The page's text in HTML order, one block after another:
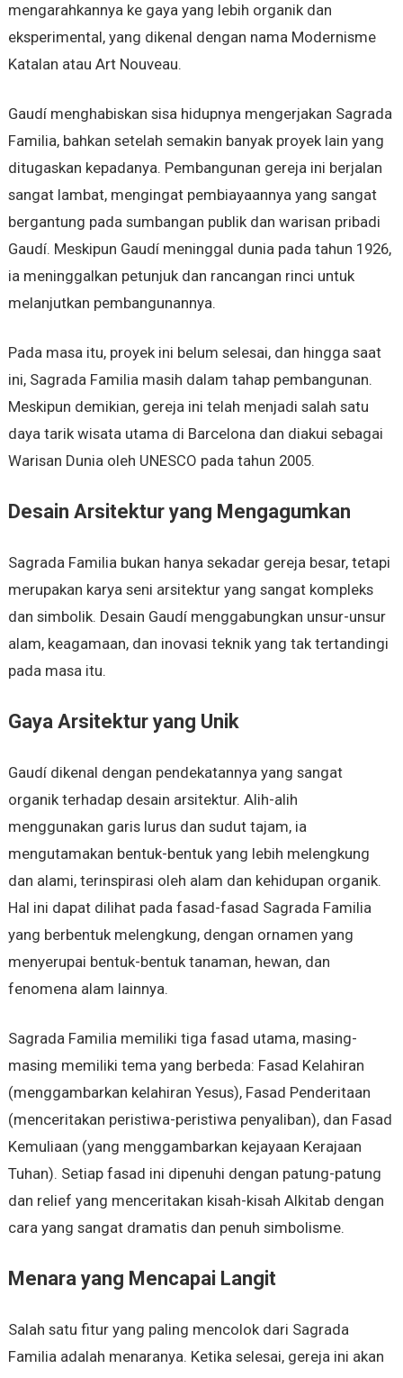
mengarahkannya ke gaya yang lebih organik dan
eksperimental, yang dikenal dengan nama Modernisme
Katalan atau Art Nouveau.
Gaudí menghabiskan sisa hidupnya mengerjakan Sagrada
Familia, bahkan setelah semakin banyak proyek lain yang
ditugaskan kepadanya. Pembangunan gereja ini berjalan
sangat lambat, mengingat pembiayaannya yang sangat
bergantung pada sumbangan publik dan warisan pribadi
Gaudí. Meskipun Gaudí meninggal dunia pada tahun 1926,
ia meninggalkan petunjuk dan rancangan rinci untuk
melanjutkan pembangunannya.
Pada masa itu, proyek ini belum selesai, dan hingga saat
ini, Sagrada Familia masih dalam tahap pembangunan.
Meskipun demikian, gereja ini telah menjadi salah satu
daya tarik wisata utama di Barcelona dan diakui sebagai
Warisan Dunia oleh UNESCO pada tahun 2005.
Desain Arsitektur yang Mengagumkan
Sagrada Familia bukan hanya sekadar gereja besar, tetapi
merupakan karya seni arsitektur yang sangat kompleks
dan simbolik. Desain Gaudí menggabungkan unsur-unsur
alam, keagamaan, dan inovasi teknik yang tak tertandingi
pada masa itu.
Gaya Arsitektur yang Unik
Gaudí dikenal dengan pendekatannya yang sangat
organik terhadap desain arsitektur. Alih-alih
menggunakan garis lurus dan sudut tajam, ia
mengutamakan bentuk-bentuk yang lebih melengkung
dan alami, terinspirasi oleh alam dan kehidupan organik.
Hal ini dapat dilihat pada fasad-fasad Sagrada Familia
yang berbentuk melengkung, dengan ornamen yang
menyerupai bentuk-bentuk tanaman, hewan, dan
fenomena alam lainnya.
Sagrada Familia memiliki tiga fasad utama, masing-
masing memiliki tema yang berbeda: Fasad Kelahiran
(menggambarkan kelahiran Yesus), Fasad Penderitaan
(menceritakan peristiwa-peristiwa penyaliban), dan Fasad
Kemuliaan (yang menggambarkan kejayaan Kerajaan
Tuhan). Setiap fasad ini dipenuhi dengan patung-patung
dan relief yang menceritakan kisah-kisah Alkitab dengan
cara yang sangat dramatis dan penuh simbolisme.
Menara yang Mencapai Langit
Salah satu fitur yang paling mencolok dari Sagrada
Familia adalah menaranya. Ketika selesai, gereja ini akan